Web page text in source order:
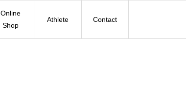
Online
Shop
Athlete Contact